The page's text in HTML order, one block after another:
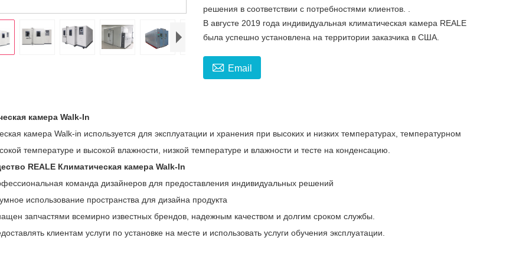
решения в соответствии с потребностями клиентов. .
В августе 2019 года индивидуальная климатическая камера REALE
была успешно установлена ​​на территории заказчика в США.
 Email
камера Walk-In
камера Walk-in используется для эксплуатации и хранения при высоких и низких температурах, температурном
температуре и высокой влажности, низкой температуре и влажности и тесте на конденсацию.
REALE Климатическая камера Walk-In
команда дизайнеров для предоставления индивидуальных решений
использование пространства для дизайна продукта
запчастями всемирно известных брендов, надежным качеством и долгим сроком службы.
клиентам услуги по установке на месте и использовать услуги обучения эксплуатации.